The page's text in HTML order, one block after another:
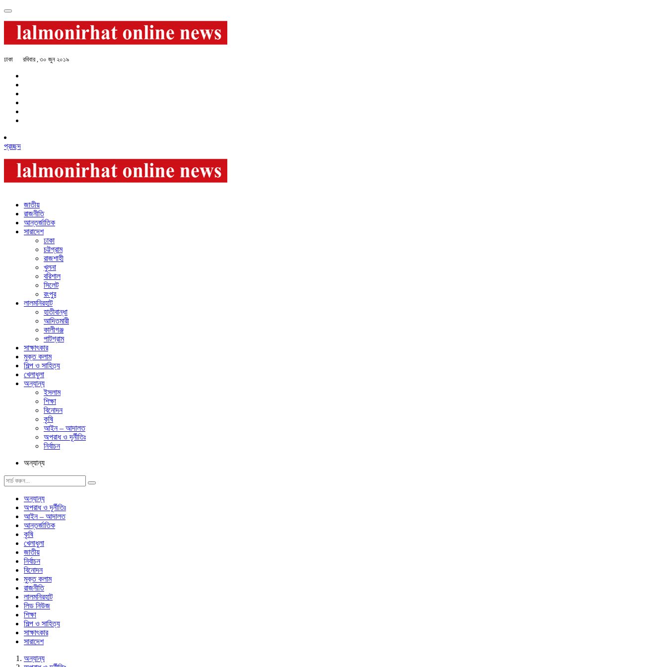
ঢাকা রবিবার , ৩০ জুন ২০১৯
প্রচ্ছদ
জাতীয়
রাজনীতি
আন্তর্জাতিক
সারাদেশ
ঢাকা
চট্টগ্রাম
রাজশাহী
খুলনা
বরিশাল
সিলেট
রংপুর
লালমনিরহাট
হাতীবান্ধা
আদিতমারী
কালীগঞ্জ
পাটগ্রাম
সাক্ষাৎকার
মুক্ত কলাম
শিল্প ও সাহিত্য
খেলাধুলা
অন্যান্য
ইসলাম
শিক্ষা
বিনোদন
কৃষি
আইন – আদালত
অপরাধ ও দূর্নীতিঃ
নির্বাচন
অন্যান্য
অন্যান্য
অপরাধ ও দূর্নীতিঃ
আইন – আদালত
আন্তর্জাতিক
কৃষি
খেলাধুলা
জাতীয়
নির্বাচন
বিনোদন
মুক্ত কলাম
রাজনীতি
লালমনিরহাট
লিড নিউজ
শিক্ষা
শিল্প ও সাহিত্য
সাক্ষাৎকার
সারাদেশ
অন্যান্য